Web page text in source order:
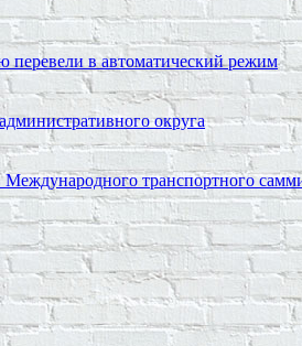
перевели в автоматический режим
округа
транспортного